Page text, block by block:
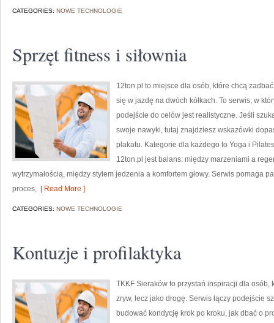
CATEGORIES: NOWE TECHNOLOGIE
Sprzęt fitness i siłownia
12ton.pl to miejsce dla osób, które chcą
się w jazdę na dwóch kółkach. To serwis, w
podejście do celów jest realistyczne. Jeśli
swoje nawyki, tutaj znajdziesz wskazówki
plakatu. Kategorie dla każdego to Yoga i
12ton.pl jest balans: między marzeniami a
wytrzymałością, między stylem jedzenia a komfortem głowy. Serwis pomaga
proces, [ Read More ]
CATEGORIES: NOWE TECHNOLOGIE
Kontuzje i profilaktyka
TKKF Sieraków to przystań inspiracji dla
zryw, lecz jako drogę. Serwis łączy podejście
budować kondycję krok po kroku, jak dbać o